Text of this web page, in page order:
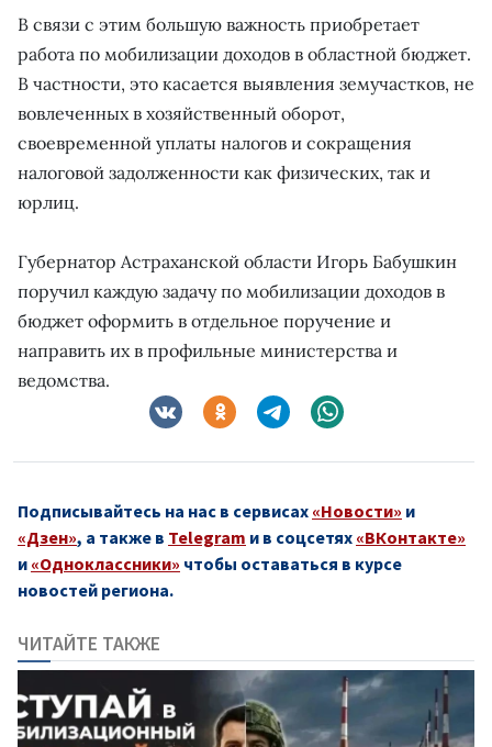
В связи с этим большую важность приобретает
работа по мобилизации доходов в областной бюджет.
В частности, это касается выявления земучастков, не
вовлеченных в хозяйственный оборот,
своевременной уплаты налогов и сокращения
налоговой задолженности как физических, так и
юрлиц.
Губернатор Астраханской области Игорь Бабушкин
поручил каждую задачу по мобилизации доходов в
бюджет оформить в отдельное поручение и
направить их в профильные министерства и
ведомства.
Подписывайтесь на нас в сервисах «Новости» и
«Дзен», а также в Telegram и в соцсетях «ВКонтакте»
и «Одноклассники» чтобы оставаться в курсе
новостей региона.
ЧИТАЙТЕ ТАКЖЕ